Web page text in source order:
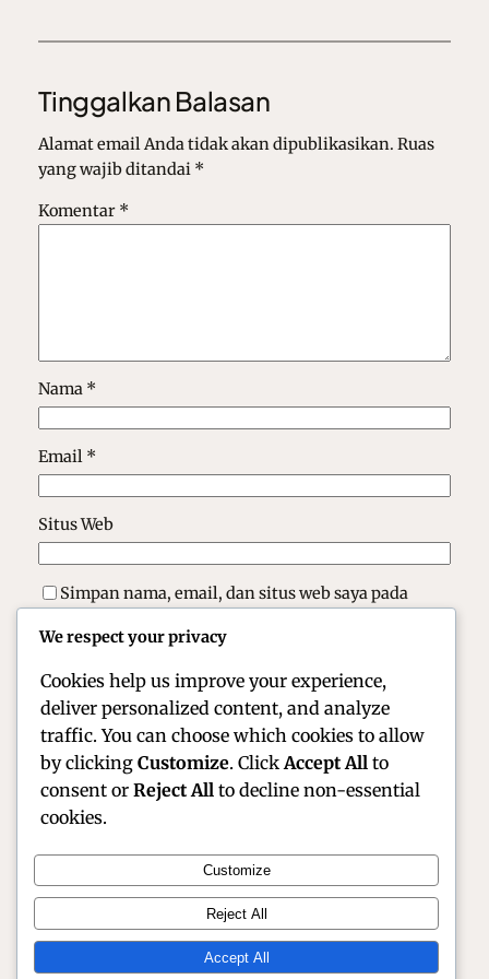
Tinggalkan Balasan
Alamat email Anda tidak akan dipublikasikan. Ruas
yang wajib ditandai *
Komentar *
Nama *
Email *
Situs Web
Simpan nama, email, dan situs web saya pada
Official Site of Christian Montanari | Racer &
Motorsport Profile
We respect your privacy
Cookies help us improve your experience,
deliver personalized content, and analyze
traffic. You can choose which cookies to allow
by clicking Customize. Click Accept All to
consent or Reject All to decline non-essential
cookies.
Customize
Reject All
Accept All